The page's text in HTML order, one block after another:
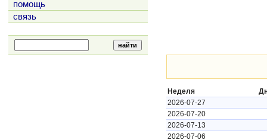
помощь
связь
Неделя
2026-07-27
2026-07-20
2026-07-13
2026-07-06